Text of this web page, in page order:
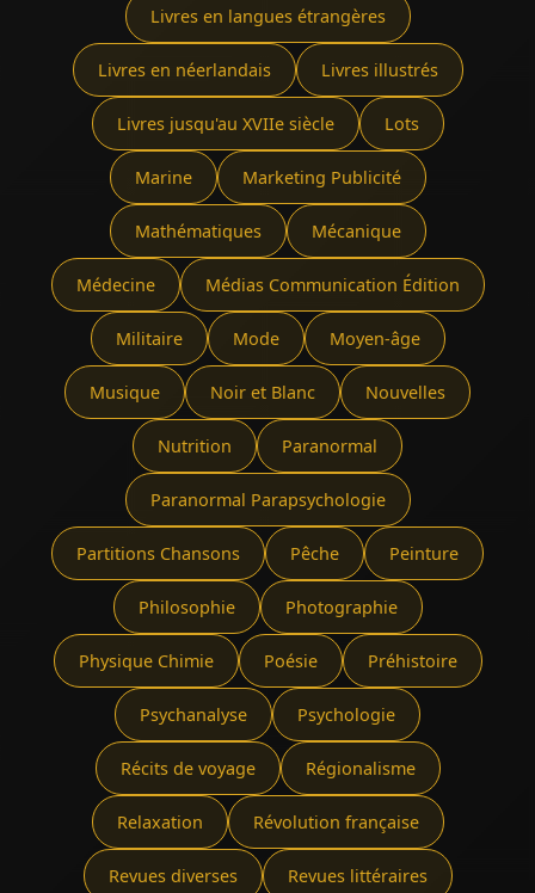
Livres en langues étrangères
Livres en néerlandais Livres illustrés
Livres jusqu'au XVIIe siècle Lots
Marine Marketing Publicité
Mathématiques Mécanique
Médecine Médias Communication Édition
Militaire Mode Moyen-âge
Musique Noir et Blanc Nouvelles
Nutrition Paranormal
Paranormal Parapsychologie
Partitions Chansons Pêche Peinture
Philosophie Photographie
Physique Chimie Poésie Préhistoire
Psychanalyse Psychologie
Récits de voyage Régionalisme
Relaxation Révolution française
Revues diverses Revues littéraires